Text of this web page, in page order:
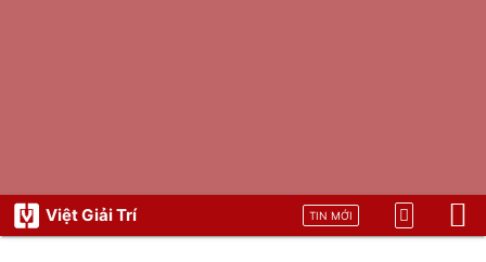
Việt Giải Trí TIN MỚI